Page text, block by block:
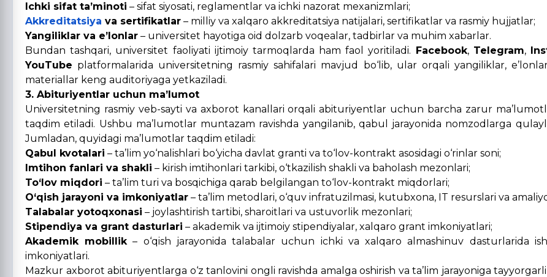
Ichki sifat ta’minoti – sifat siyosati, reglamentlar va ichki nazorat mexanizmlari;
Akkreditatsiya va sertifikatlar – milliy va xalqaro akkreditatsiya natijalari, sertifikatlar va rasmiy hujjatlar;
Yangiliklar va e’lonlar – universitet hayotiga oid dolzarb voqealar, tadbirlar va muhim xabarlar.
Bundan tashqari, universitet faoliyati ijtimoiy tarmoqlarda ham faol yoritiladi. Facebook, Telegram,
YouTube platformalarida universitetning rasmiy sahifalari mavjud bo‘lib, ular orqali yangiliklar,
materiallar keng auditoriyaga yetkaziladi.
3. Abituriyentlar uchun ma’lumot
Universitetning rasmiy veb-sayti va axborot kanallari orqali abituriyentlar uchun barcha zarur
taqdim etiladi. Ushbu ma’lumotlar muntazam ravishda yangilanib, qabul jarayonida nomzodlarga
Jumladan, quyidagi ma’lumotlar taqdim etiladi:
Qabul kvotalari – ta’lim yo‘nalishlari bo‘yicha davlat granti va to‘lov-kontrakt asosidagi o‘rinlar soni;
Imtihon fanlari va shakli – kirish imtihonlari tarkibi, o‘tkazilish shakli va baholash mezonlari;
To‘lov miqdori – ta’lim turi va bosqichiga qarab belgilangan to‘lov-kontrakt miqdorlari;
O‘qish jarayoni va imkoniyatlar – ta’lim metodlari, o‘quv infratuzilmasi, kutubxona, IT resurslari va
Talabalar yotoqxonasi – joylashtirish tartibi, sharoitlari va ustuvorlik mezonlari;
Stipendiya va grant dasturlari – akademik va ijtimoiy stipendiyalar, xalqaro grant imkoniyatlari;
Akademik mobillik– o‘qish jarayonida talabalar uchun ichki va xalqaro almashinuv dasturlarida
imkoniyatlari.
Mazkur axborot abituriyentlarga o‘z tanlovini ongli ravishda amalga oshirish va ta’lim jarayoniga